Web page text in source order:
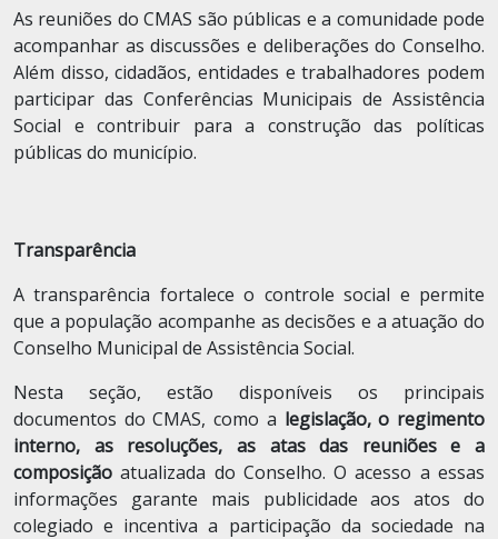
As reuniões do CMAS são públicas e a comunidade pode
acompanhar as discussões e deliberações do Conselho.
Além disso, cidadãos, entidades e trabalhadores podem
participar das Conferências Municipais de Assistência
Social e contribuir para a construção das políticas
públicas do município.
Transparência
A transparência fortalece o controle social e permite
que a população acompanhe as decisões e a atuação do
Conselho Municipal de Assistência Social.
Nesta seção, estão disponíveis os principais
documentos do CMAS, como a legislação, o regimento
interno, as resoluções, as atas das reuniões e a
composição atualizada do Conselho. O acesso a essas
informações garante mais publicidade aos atos do
colegiado e incentiva a participação da sociedade na